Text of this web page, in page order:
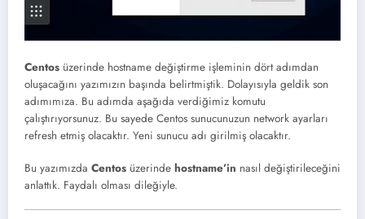
Centos üzerinde hostname değiştirme işleminin dört adımdan
oluşacağını yazımızın başında belirtmiştik. Dolayısıyla geldik son
adımımıza. Bu adımda aşağıda verdiğimiz komutu
çalıştırıyorsunuz. Bu sayede Centos sunucunuzun network ayarları
refresh etmiş olacaktır. Yeni sunucu adı girilmiş olacaktır.
Bu yazımızda Centos üzerinde hostname’in nasıl değiştirileceğini
anlattık. Faydalı olması dileğiyle.